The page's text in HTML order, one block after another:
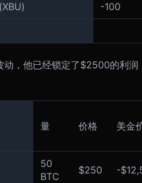
-100
动，他已经锁定了$2500的利
量 价格 美金
50
BTC
$250 -